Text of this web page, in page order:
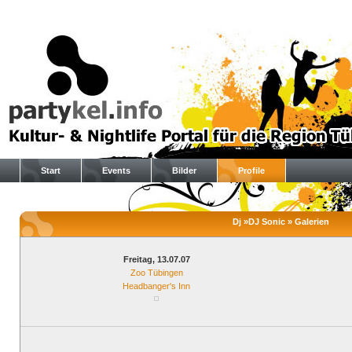
Start Events Bilder Profile
Dj »DJ Sonic » Galerien
Freitag, 13.07.07
Zoo Tübingen
Headbanger's Inn